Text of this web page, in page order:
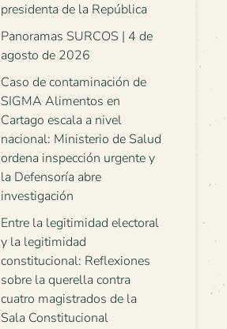
presidenta de la República
Panoramas SURCOS | 4 de
agosto de 2026
Caso de contaminación de
SIGMA Alimentos en
Cartago escala a nivel
nacional: Ministerio de Salud
ordena inspección urgente y
la Defensoría abre
investigación
Entre la legitimidad electoral
y la legitimidad
constitucional: Reflexiones
sobre la querella contra
cuatro magistrados de la
Sala Constitucional